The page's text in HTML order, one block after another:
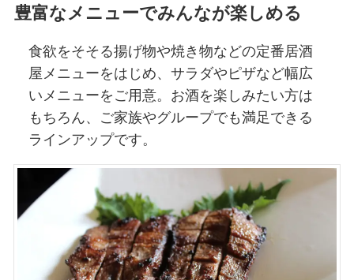
豊富なメニューでみんなが楽しめる
食欲をそそる揚げ物や焼き物などの定番居酒
屋メニューをはじめ、サラダやピザなど幅広
いメニューをご用意。お酒を楽しみたい方は
もちろん、ご家族やグループでも満足できる
ラインアップです。